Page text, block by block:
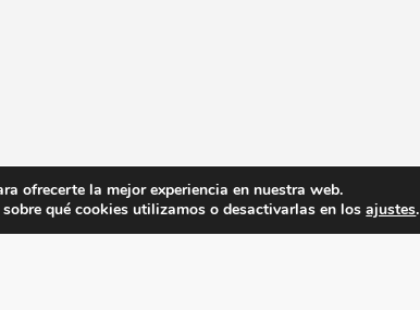
ofrecerte la mejor experiencia en nuestra web.
sobre qué cookies utilizamos o desactivarlas en losajustes.